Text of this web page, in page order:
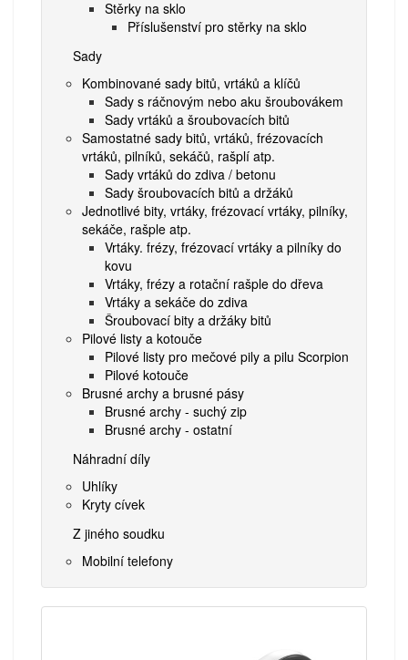
Stěrky na sklo
Příslušenství pro stěrky na sklo
Sady
Kombinované sady bitů, vrtáků a klíčů
Sady s ráčnovým nebo aku šroubovákem
Sady vrtáků a šroubovacích bitů
Samostatné sady bitů, vrtáků, frézovacích
vrtáků, pilníků, sekáčů, rašplí atp.
Sady vrtáků do zdiva / betonu
Sady šroubovacích bitů a držáků
Jednotlivé bity, vrtáky, frézovací vrtáky, pilníky,
sekáče, rašple atp.
Vrtáky. frézy, frézovací vrtáky a pilníky do
kovu
Vrtáky, frézy a rotační rašple do dřeva
Vrtáky a sekáče do zdiva
Šroubovací bity a držáky bitů
Pilové listy a kotouče
Pilové listy pro mečové pily a pilu Scorpion
Pilové kotouče
Brusné archy a brusné pásy
Brusné archy - suchý zip
Brusné archy - ostatní
Náhradní díly
Uhlíky
Kryty cívek
Z jiného soudku
Mobilní telefony